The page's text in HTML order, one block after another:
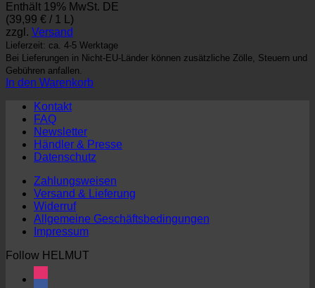
Enthält 19% MwSt. DE
(39,99 € / 1 L)
zzgl. Versand
Lieferzeit: ca. 4-5 Werktage
Bei Lieferungen in Nicht-EU-Länder können zusätzliche Zölle, Steuern und
Gebühren anfallen.
In den Warenkorb
Kontakt
FAQ
Newsletter
Händler & Presse
Datenschutz
Zahlungsweisen
Versand & Lieferung
Widerruf
Allgemeine Geschäftsbedingungen
Impressum
Follow HELMUT
instagram